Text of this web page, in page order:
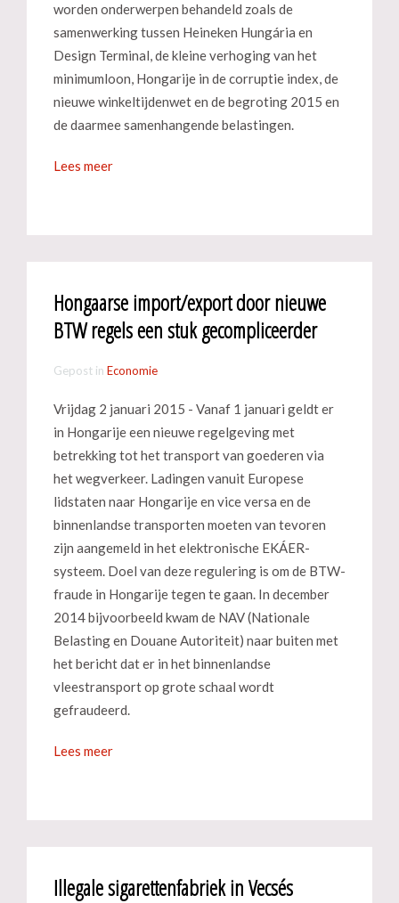
worden onderwerpen behandeld zoals de
samenwerking tussen Heineken Hungária en
Design Terminal, de kleine verhoging van het
minimumloon, Hongarije in de corruptie index, de
nieuwe winkeltijdenwet en de begroting 2015 en
de daarmee samenhangende belastingen.
Lees meer
Hongaarse import/export door nieuwe
BTW regels een stuk gecompliceerder
Gepost in Economie
Vrijdag 2 januari 2015 - Vanaf 1 januari geldt er
in Hongarije een nieuwe regelgeving met
betrekking tot het transport van goederen via
het wegverkeer. Ladingen vanuit Europese
lidstaten naar Hongarije en vice versa en de
binnenlandse transporten moeten van tevoren
zijn aangemeld in het elektronische EKÁER-
systeem. Doel van deze regulering is om de BTW-
fraude in Hongarije tegen te gaan. In december
2014 bijvoorbeeld kwam de NAV (Nationale
Belasting en Douane Autoriteit) naar buiten met
het bericht dat er in het binnenlandse
vleestransport op grote schaal wordt
gefraudeerd.
Lees meer
Illegale sigarettenfabriek in Vecsés